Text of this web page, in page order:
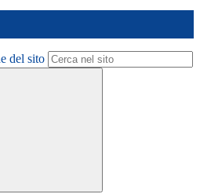
del sito